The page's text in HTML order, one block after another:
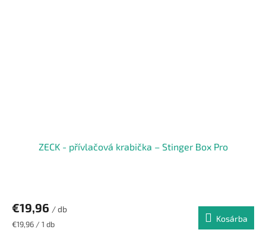
ZECK - přívlačová krabička – Stinger Box Pro
€19,96 / db
Egységár:
€19,96 / 1 db
Kosárba